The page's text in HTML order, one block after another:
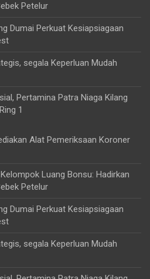
Petelur
Dumai Perkuat Kesiapsiagaan
segala Keperluan Mudah
Pertamina Patra Niaga Kilang
1
Alat Pemeriksaan Koroner
Luang Bonsu: Hadirkan
Petelur
Dumai Perkuat Kesiapsiagaan
segala Keperluan Mudah